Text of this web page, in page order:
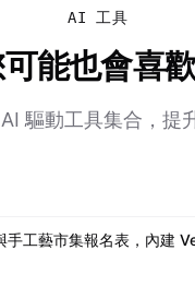
AI 工具
能也會喜
驅動工具集合，提
手工藝市集報名表，內建